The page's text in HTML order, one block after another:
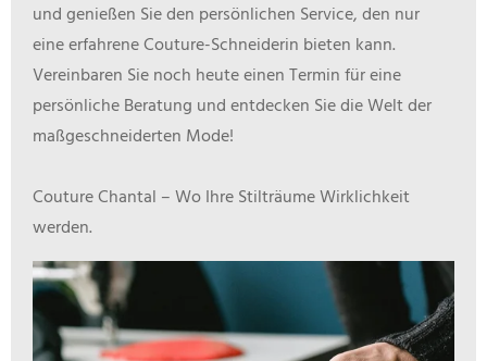
und genießen Sie den persönlichen Service, den nur
eine erfahrene Couture-Schneiderin bieten kann.
Vereinbaren Sie noch heute einen Termin für eine
persönliche Beratung und entdecken Sie die Welt der
maßgeschneiderten Mode!
Couture Chantal – Wo Ihre Stilträume Wirklichkeit
werden.